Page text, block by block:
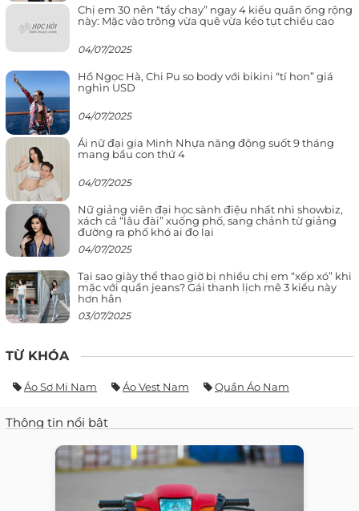
Chị em 30 nên “tẩy chay” ngay 4 kiểu quần ống rộng
này: Mặc vào trông vừa quê vừa kéo tụt chiều cao
04/07/2025
Hồ Ngọc Hà, Chi Pu so body với bikini “tí hon” giá
nghìn USD
04/07/2025
Ái nữ đại gia Minh Nhựa năng động suốt 9 tháng
mang bầu con thứ 4
04/07/2025
Nữ giảng viên đại học sành điệu nhất nhì showbiz,
xách cả “lâu đài” xuống phố, sang chảnh từ giảng
đường ra phố khó ai đọ lại
04/07/2025
Tại sao giày thể thao giờ bị nhiều chị em “xếp xó” khi
mặc với quần jeans? Gái thanh lịch mê 3 kiểu này
hơn hẳn
03/07/2025
TỪ KHÓA
Áo Sơ Mi Nam Áo Vest Nam Quần Áo Nam
Thông tin nổi bật